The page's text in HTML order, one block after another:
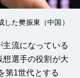
た樊振東（中国）
流になっている
想選手の役割が大
第1世代とする